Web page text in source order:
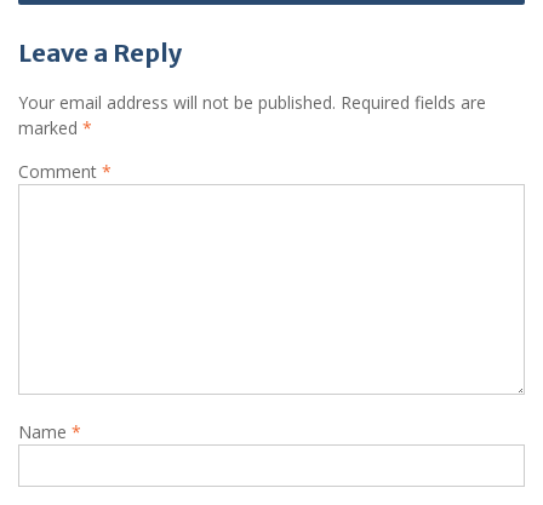
Leave a Reply
Your email address will not be published. Required fields are
marked *
Comment *
Name *